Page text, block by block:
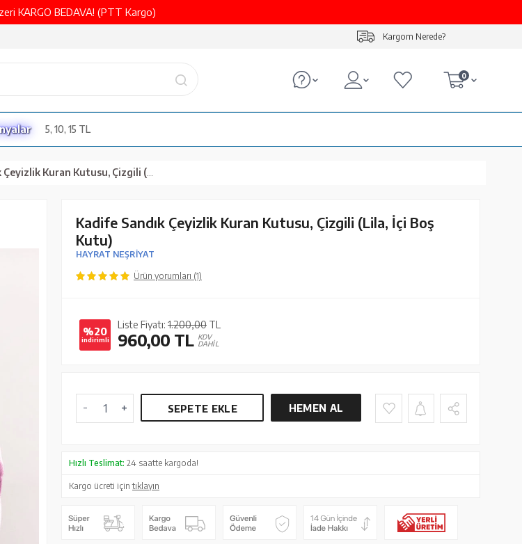
KARGO BEDAVA! (PTT Kargo)
Kargom Nerede?
0
5, 10, 15 TL
Kuran Kutusu, Çizgili (Lila, İçi Boş Kutu)
Kadife Sandık Çeyizlik Kuran Kutusu, Çizgili (Lila, İçi Boş
Kutu)
HAYRAT NEŞRİYAT
Ürün yorumları (1)
%20
indirimli
Liste Fiyatı: 1.200,00 TL
960,00 TL KDV
DAHİL
SEPETE EKLE HEMEN AL
Hızlı Teslimat: 24 saatte kargoda!
Kargo ücreti içintıklayın